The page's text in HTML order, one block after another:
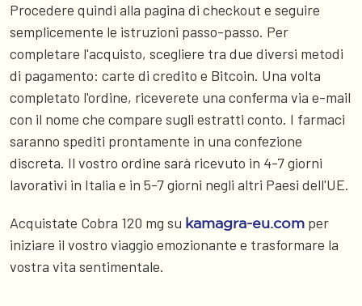
Procedere quindi alla pagina di checkout e seguire
semplicemente le istruzioni passo-passo. Per
completare l'acquisto, scegliere tra due diversi metodi
di pagamento: carte di credito e Bitcoin. Una volta
completato l'ordine, riceverete una conferma via e-mail
con il nome che compare sugli estratti conto. I farmaci
saranno spediti prontamente in una confezione
discreta. Il vostro ordine sarà ricevuto in 4-7 giorni
lavorativi in Italia e in 5-7 giorni negli altri Paesi dell'UE.
Acquistate Cobra 120 mg su kamagra-eu.com per
iniziare il vostro viaggio emozionante e trasformare la
vostra vita sentimentale.